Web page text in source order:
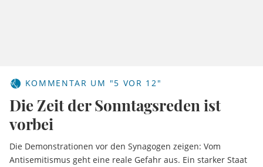
KOMMENTAR UM "5 VOR 12"
Die Zeit der Sonntagsreden ist
vorbei
Die Demonstrationen vor den Synagogen zeigen: Vom
Antisemitismus geht eine reale Gefahr aus. Ein starker Staat